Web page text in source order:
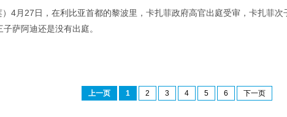
4月27日，在利比亚首都的黎波里，卡扎菲政府高官出庭受审，卡扎菲
萨阿迪还是没有出庭。
上一页 1 2 3 4 5 6 下一页